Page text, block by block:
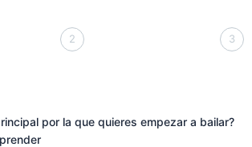
2 3
por la que quieres empezar a bailar?